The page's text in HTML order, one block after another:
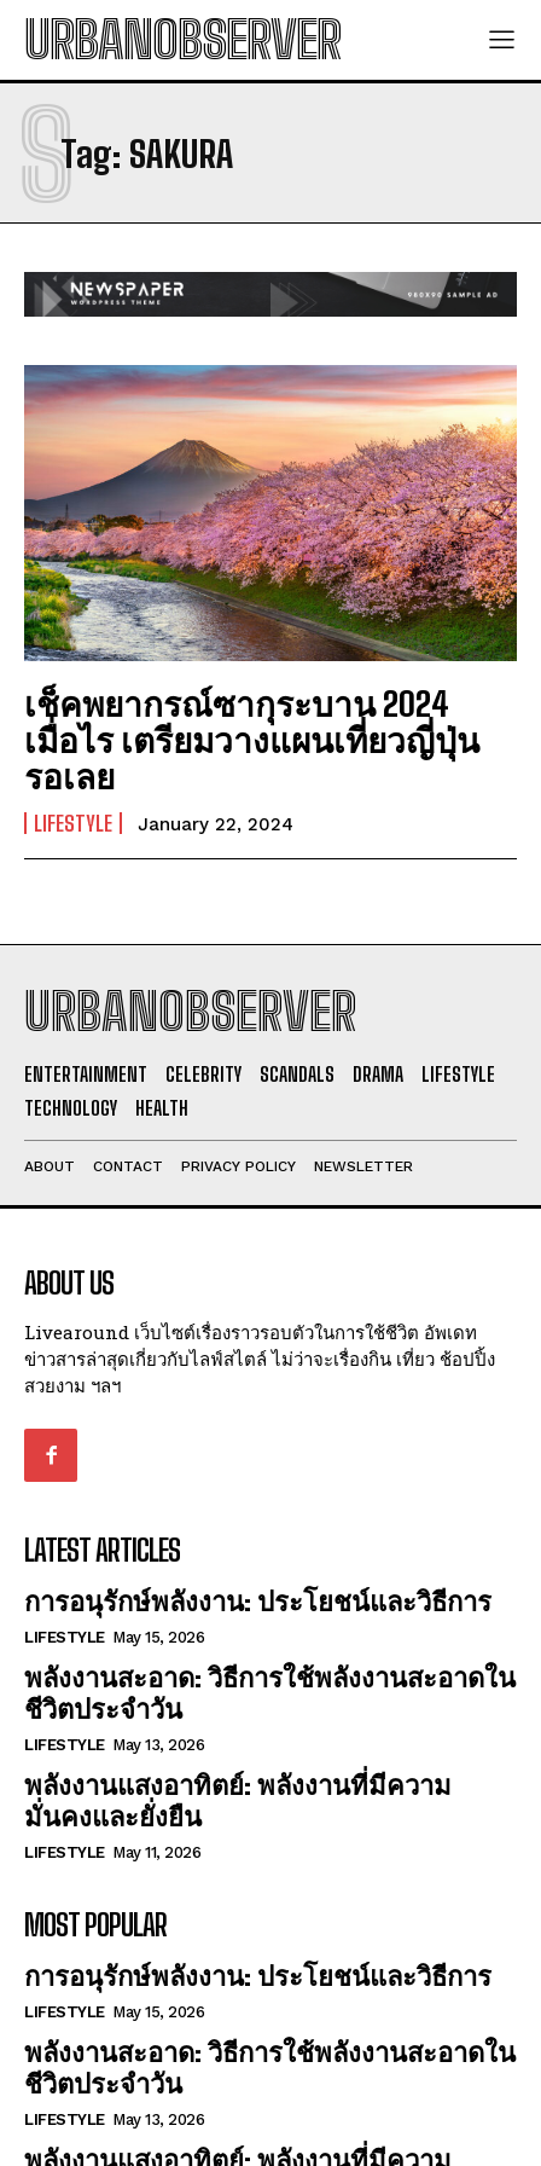
I WANT IN
I've read and accept the Privacy Policy
URBANOBSERVER
Tag: SAKURA
S
เช็คพยากรณ์ซากุระบาน 2024
เมื่อไร เตรียมวางแผนเที่ยวญี่ปุ่น
รอเลย
LIFESTYLE January 22, 2024
URBANOBSERVER
ENTERTAINMENT CELEBRITY SCANDALS DRAMA
LIFESTYLE
TECHNOLOGY
HEALTH
ABOUT CONTACT PRIVACY POLICY NEWSLETTER
ABOUT US
Livearound เว็บไซต์เรื่องราวรอบตัวในการใช้ชีวิต อัพเดท
ข่าวสารล่าสุดเกี่ยวกับไลฟ์สไตล์ ไม่ว่าจะเรื่องกิน เที่ยว ช้อปปิ้ง
สวยงาม ฯลฯ
LATEST ARTICLES
การอนุรักษ์พลังงาน: ประโยชน์และวิธีการ
LIFESTYLE May 15, 2026
พลังงานสะอาด: วิธีการใช้พลังงานสะอาดใน
ชีวิตประจำวัน
LIFESTYLE May 13, 2026
พลังงานแสงอาทิตย์: พลังงานที่มีความ
มั่นคงและยั่งยืน
LIFESTYLE May 11, 2026
MOST POPULAR
การอนุรักษ์พลังงาน: ประโยชน์และวิธีการ
LIFESTYLE May 15, 2026
พลังงานสะอาด: วิธีการใช้พลังงานสะอาดใน
ชีวิตประจำวัน
LIFESTYLE May 13, 2026